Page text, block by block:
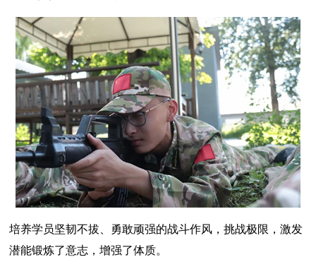
培养学员坚韧不拔、勇敢顽强的战斗作风，挑战极限，激发
潜能锻炼了意志，增强了体质。